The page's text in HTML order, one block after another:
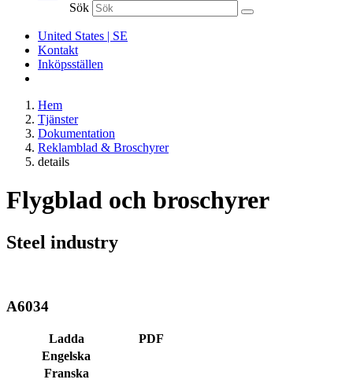
Sök
United States | SE
Kontakt
Inköpsställen
Hem
Tjänster
Dokumentation
Reklamblad & Broschyrer
details
Flygblad och broschyrer
Steel industry
A6034
Ladda
PDF
Engelska
Franska